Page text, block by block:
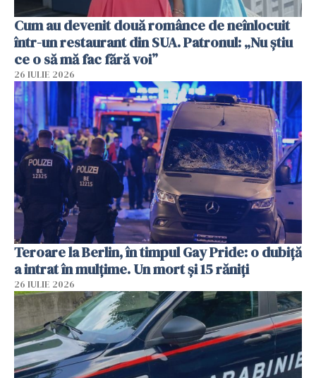
Cum au devenit două românce de neînlocuit
într-un restaurant din SUA. Patronul: „Nu știu
ce o să mă fac fără voi”
26 IULIE 2026
Teroare la Berlin, în timpul Gay Pride: o dubiță
a intrat în mulțime. Un mort și 15 răniți
26 IULIE 2026